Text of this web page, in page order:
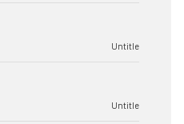
Untitle
Untitle